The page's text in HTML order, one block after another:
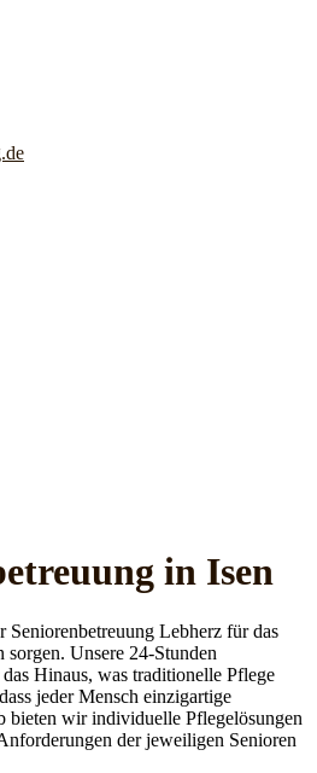
in Isen
Lebherz für das
Unsere 24-Stunden
Hinaus, was traditionelle Pflege
jeder Mensch einzigartige
bieten wir individuelle Pflegelösungen
der jeweiligen Senioren